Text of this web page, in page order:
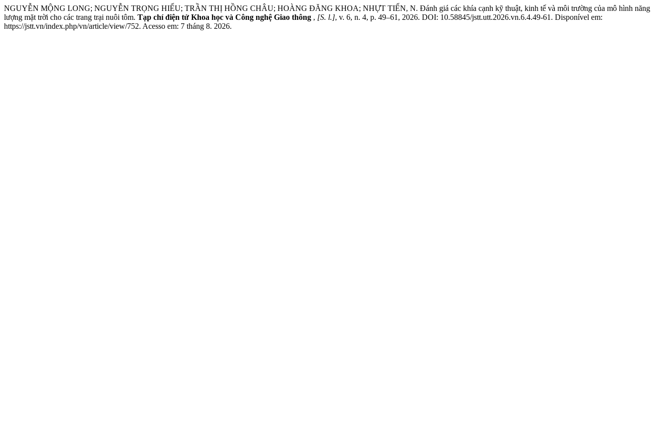
NGUYỄN MỘNG LONG; NGUYỄN TRỌNG HIẾU; TRẦN THỊ HỒNG CHÂU; HOÀNG ĐĂNG KHOA; NHỰT TIẾN, N. Đánh giá các khía cạnh kỹ thuật, kinh tế và môi trường của mô hình năng
lượng mặt trời cho các trang trại nuôi tôm. Tạp chí điện tử Khoa học và Công nghệ Giao thông , [S. l.], v. 6, n. 4, p. 49–61, 2026. DOI: 10.58845/jstt.utt.2026.vn.6.4.49-61. Disponível em:
https://jstt.vn/index.php/vn/article/view/752. Acesso em: 7 tháng 8. 2026.